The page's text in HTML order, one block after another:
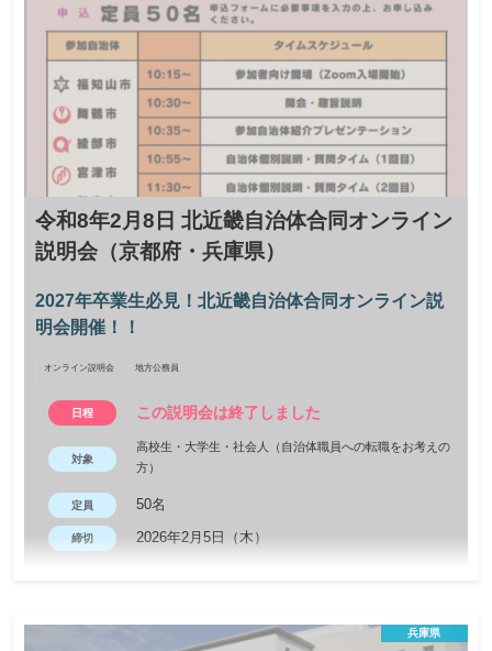
魅力とやりがいをお伝えします。
この説明会は終了しました
対象
公務員志望の方、就職・転職を検討中の方など、どなたで
も参加いただけます
120名程度
締切 2026年２月27日（金）まで
奥大和（奈良県南部・東部地域）の19市町村と奈良県庁がブース
事？」「奥大和ってどんなところ？」「市町村や県庁の職員と話
してみたい。」そんなあなたも大歓迎！ 地域に根ざした働き方に
リアルな話を聞きたい、そんな思いを持つ方ぜひご参加くださ
令和8年2月8日 北近畿自治体合同オンライン
説明会（京都府・兵庫県）
2027年卒業生必見！北近畿自治体合同オンライン説
明会開催！！
オンライン説明会 地方公務員
日程 この説明会は終了しました
対象
高校生・大学生・社会人（自治体職員への転職をお考えの
方）
定員 50名
締切 2026年2月5日（木）
市、宮津市、朝来市、与謝野町の6自治体が参加します。 公務員
兵庫県